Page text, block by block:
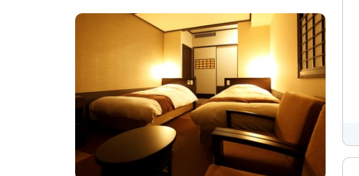
(2-person capacity))